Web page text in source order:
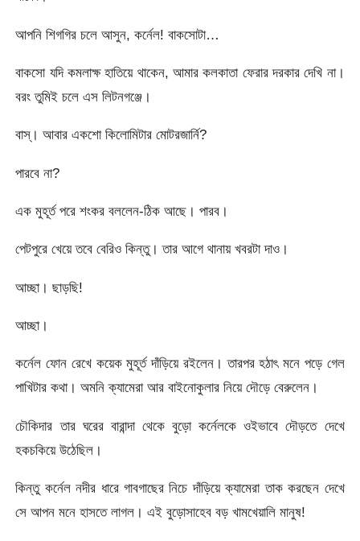
আপনি শিগগির চলে আসুন, কর্নেল! বাকসোটা…
বাকসো যদি কমলাক্ষ হাতিয়ে থাকেন, আমার কলকাতা ফেরার দরকার দেখি না।
বরং তুমিই চলে এস লিটনগঞ্জে।
বাস্। আবার একশো কিলোমিটার মোটরজার্নি?
পারবে না?
এক মুহূর্ত পরে শংকর বললেন-ঠিক আছে। পারব।
পেটপুরে খেয়ে তবে বেরিও কিন্তু। তার আগে থানায় খবরটা দাও।
আচ্ছা। ছাড়ছি!
আচ্ছা।
কর্নেল ফোন রেখে কয়েক মুহূর্ত দাঁড়িয়ে রইলেন। তারপর হঠাৎ মনে পড়ে গেল
পাখিটার কথা। অমনি ক্যামেরা আর বাইনোকুলার নিয়ে দৌড়ে বেরুলেন।
চৌকিদার তার ঘরের বারান্দা থেকে বুড়ো কর্নেলকে ওইভাবে দৌড়তে দেখে
হকচকিয়ে উঠেছিল।
কিন্তু কর্নেল নদীর ধারে গাবগাছের নিচে দাঁড়িয়ে ক্যামেরা তাক করছেন দেখে
সে আপন মনে হাসতে লাগল। এই বুড়োসাহেব বড় খামখেয়ালি মানুষ!